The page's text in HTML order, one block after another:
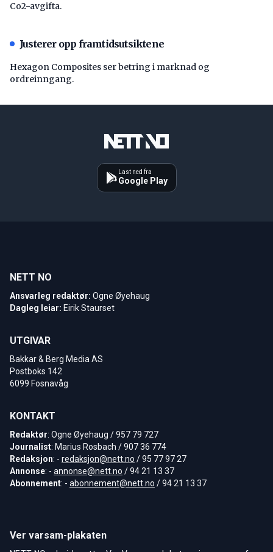
Co2-avgifta.
Justerer opp framtidsutsiktene
Hexagon Composites ser betring i marknad og
ordreinngang.
Last ned fra
Google Play
NETT NO
Ansvarleg redaktør: Ogne Øyehaug
Dagleg leiar: Eirik Staurset
UTGIVAR
Bakkar & Berg Media AS
Postboks 142
6099 Fosnavåg
KONTAKT
Redaktør: Ogne Øyehaug / 957 79 727
Journalist: Marius Rosbach / 907 36 774
Redaksjon: - redaksjon@nett.no / 95 77 97 27
Annonse: - annonse@nett.no / 94 21 13 37
Abonnement: - abonnement@nett.no / 94 21 13 37
Ver varsam-plakaten